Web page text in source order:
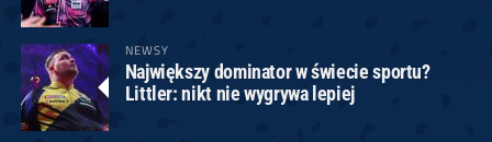
NEWSY
Największy dominator w świecie sportu?
Littler: nikt nie wygrywa lepiej